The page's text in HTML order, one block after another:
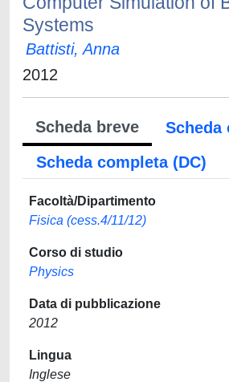
Systems
Battisti, Anna
2012
Scheda breve
Scheda
Scheda completa (DC)
Facoltà/Dipartimento
Fisica (cess.4/11/12)
Corso di studio
Physics
Data di pubblicazione
2012
Lingua
Inglese